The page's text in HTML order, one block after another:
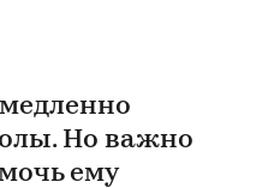
Но важно
ему